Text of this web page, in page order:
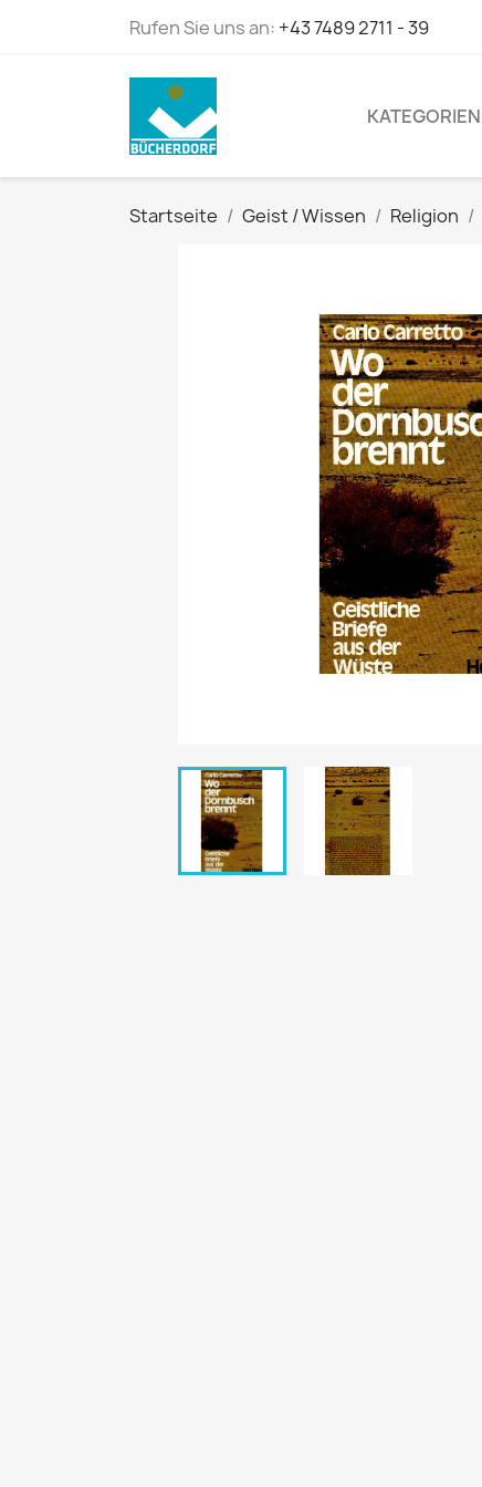
Rufen Sie uns an: +43 7489 2711 - 39
KATEGORIEN
Startseite Geist / Wissen Religion